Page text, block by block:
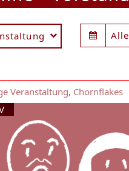
Alle
Veranstaltung, Chornflakes